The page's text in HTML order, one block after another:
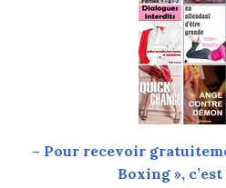
– Pour recevoir
Boxing »,